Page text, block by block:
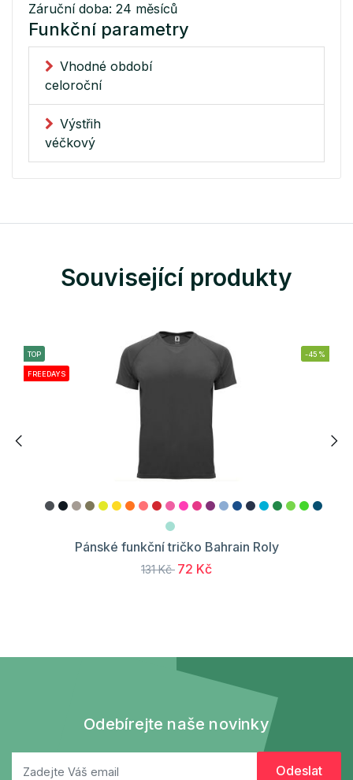
Záruční doba: 24 měsíců
Funkční parametry
Vhodné období
celoroční
Výstřih
véčkový
Související produkty
TOP
FREEDAYS
-45%
Pánské funkční tričko Bahrain Roly
131 Kč 72 Kč
Odebírejte naše novinky